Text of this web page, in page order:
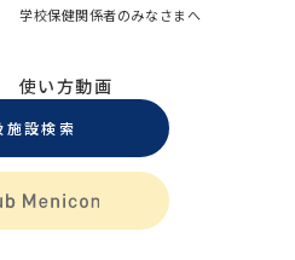
学校保健関係者のみなさまへ
使い方動画
施設検索